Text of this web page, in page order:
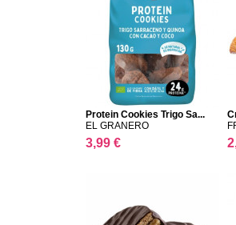
Protein Cookies Trigo Sa...
EL GRANERO
3,99 €